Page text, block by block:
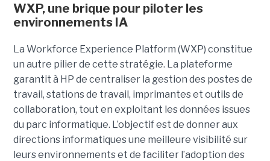
WXP, une brique pour piloter les
environnements IA
La Workforce Experience Platform (WXP) constitue
un autre pilier de cette stratégie. La plateforme
garantit à HP de centraliser la gestion des postes de
travail, stations de travail, imprimantes et outils de
collaboration, tout en exploitant les données issues
du parc informatique. L’objectif est de donner aux
directions informatiques une meilleure visibilité sur
leurs environnements et de faciliter l’adoption des